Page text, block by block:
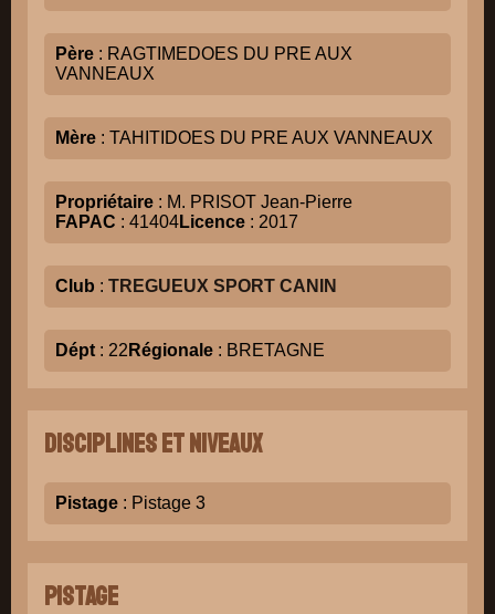
Père : RAGTIMEDOES DU PRE AUX
VANNEAUX
Mère : TAHITIDOES DU PRE AUX VANNEAUX
Propriétaire : M. PRISOT Jean-Pierre
FAPAC : 41404Licence : 2017
Club : TREGUEUX SPORT CANIN
Dépt : 22 Régionale : BRETAGNE
Disciplines et niveaux
Pistage : Pistage 3
Pistage